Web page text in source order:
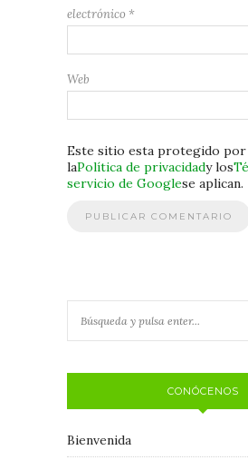
electrónico *
Web
Este sitio esta protegido por
laPolítica de privacidady los
servicio de Googlese aplican.
CONÓCENOS
Bienvenida